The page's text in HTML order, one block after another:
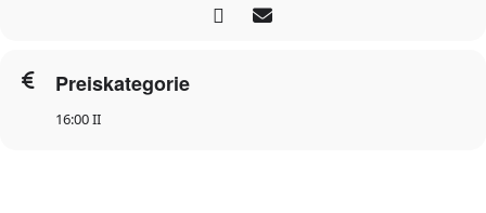
Preiskategorie
16:00 II